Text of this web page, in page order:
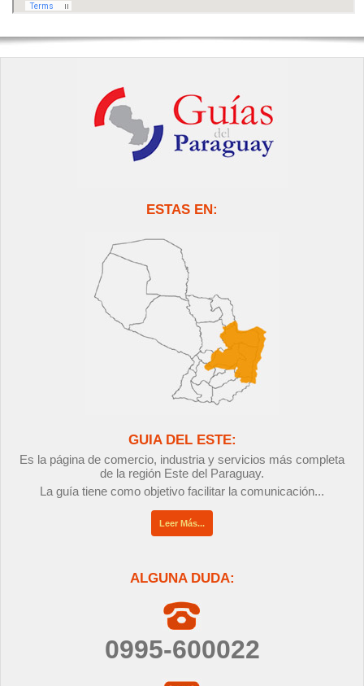
ESTAS EN:
GUIA DEL ESTE:
Es la página de comercio, industria y servicios más completa
de la región Este del Paraguay.
La guía tiene como objetivo facilitar la comunicación...
Leer Más...
ALGUNA DUDA:
0995-600022